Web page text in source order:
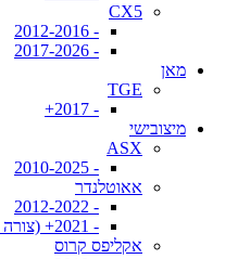
CX5
- 2012-2016
- 2017-2026
מאן
TGE
- 2017+
מיצובישי
ASX
- 2010-2025
אאוטלנדר
- 2012-2022
- 2021+ (צורה חדשה)
אקליפס קרוס